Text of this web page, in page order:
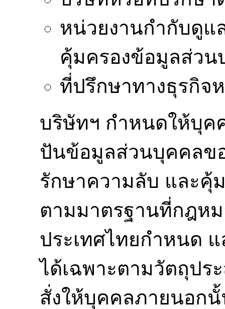
หน่วยงานกำกับดูแ
คุ้มครองข้อมูลส่วน
ที่ปรึกษาทางธุรกิจ
บริษัทฯ กำหนดให้บุค
ปันข้อมูลส่วนบุคคลข
รักษาความลับ และคุ้
ตามมาตรฐานที่กฎห
ประเทศไทยกำหนด
ได้เฉพาะตามวัตถุปร
สั่งให้บุคคลภายนอก